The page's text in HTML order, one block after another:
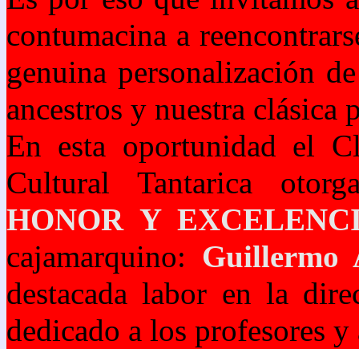
contumacina a
genuina personalización
ancestros y nuestra clásica
En esta oportunidad el
Cultural Tantarica
HONOR Y
cajamarquino: Guillermo
destacada labor en la
dedicado a los profesores